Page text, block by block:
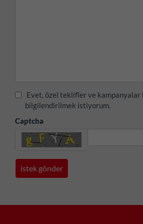
Evet, özel teklifler ve kampanyalar
bilgilendirilmek istiyorum.
Captcha